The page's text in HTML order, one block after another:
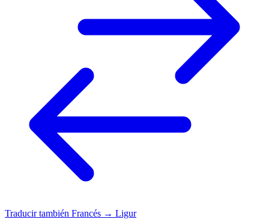
Traducir también Francés → Ligur